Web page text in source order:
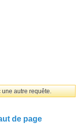
une autre requête.
de page